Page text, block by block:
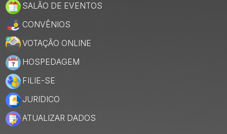
SALÃO DE EVENTOS
CONVÊNIOS
VOTAÇÃO ONLINE
HOSPEDAGEM
FILIE-SE
JURIDICO
ATUALIZAR DADOS